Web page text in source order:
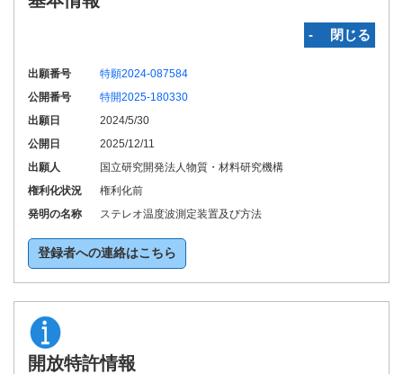
‐ 閉じる
出願番号
特願2024-087584
公開番号
特開2025-180330
出願日
2024/5/30
公開日
2025/12/11
出願人
国立研究開発法人物質・材料研究機構
権利化状況
権利化前
発明の名称
ステレオ温度波測定装置及び方法
登録者への連絡はこちら
開放特許情報